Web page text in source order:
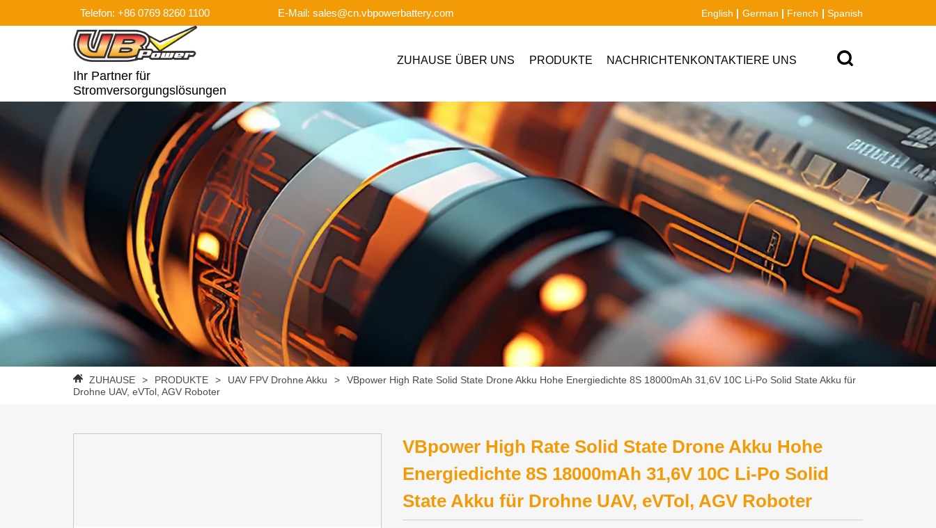
Telefon: +86 0769 8260 1100 E-Mail: sales@cn.vbpowerbattery.com English German French Spanish
Ihr Partner für
Stromversorgungslösungen
ZUHAUSE ÜBER UNS PRODUKTE NACHRICHTEN KONTAKTIERE UNS
ZUHAUSE > PRODUKTE > UAV FPV Drohne Akku >
VBpower High Rate Solid State Drone Akku Hohe Energiedichte 8S 18000mAh 31,6V 10C Li-Po Solid State Akku für
Drohne UAV, eVTol, AGV Roboter
VBpower High Rate Solid State Drone Akku Hohe
Energiedichte 8S 18000mAh 31,6V 10C Li-Po Solid
State Akku für Drohne UAV, eVTol, AGV Roboter